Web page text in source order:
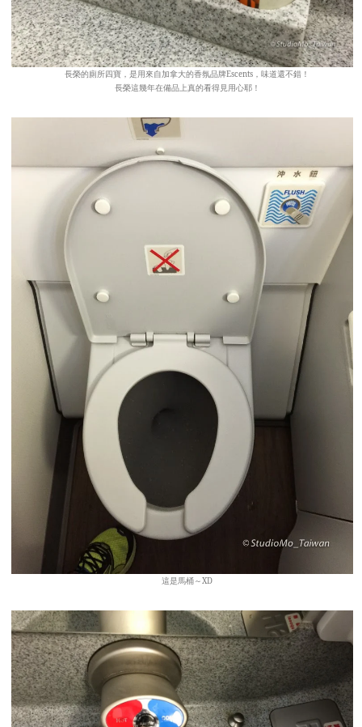
長榮的廁所四寶，是用來自加拿大的香氛品牌Escents，味道還不錯！
長榮這幾年在備品上真的看得見用心耶！
這是馬桶～XD